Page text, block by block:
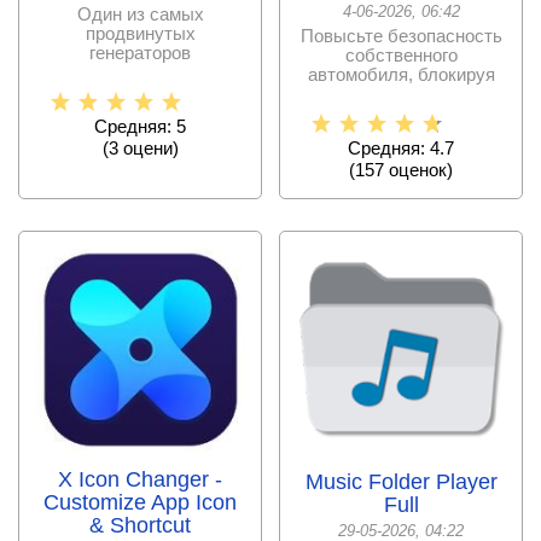
Один из самых
продвинутых
генераторов
доступных на данный
Средняя: 5
(3оцени)
4-06-2026, 06:42
Повысьте безопасность
собственного
автомобиля, блокируя
до
Средняя: 4.7
(157 оценок)
X Icon Changer -
Customize App Icon
& Shortcut
Music Folder Player
Full
29-05-2026, 04:22